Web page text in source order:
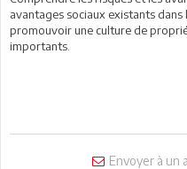
avantages sociaux existants
promouvoir une culture de
importants.
Envoyer à un